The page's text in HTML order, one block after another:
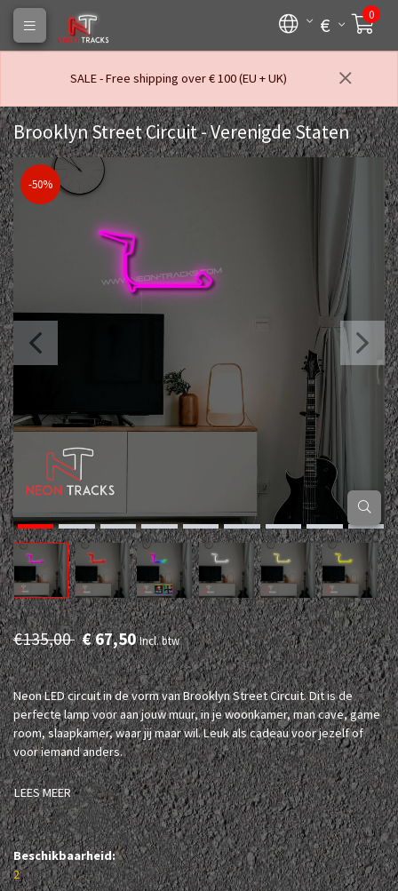
€ 0
SALE - Free shipping over € 100 (EU + UK)
Brooklyn Street Circuit - Verenigde Staten
-50%
€135,00 € 67,50Incl. btw
Neon LED circuit in de vorm van Brooklyn Street Circuit. Dit is de
perfecte lamp voor aan jouw muur, in je woonkamer, man cave, game
room, slaapkamer, waar jij maar wil. Leuk als cadeau voor jezelf of
voor iemand anders.
LEES MEER
Beschikbaarheid:
2